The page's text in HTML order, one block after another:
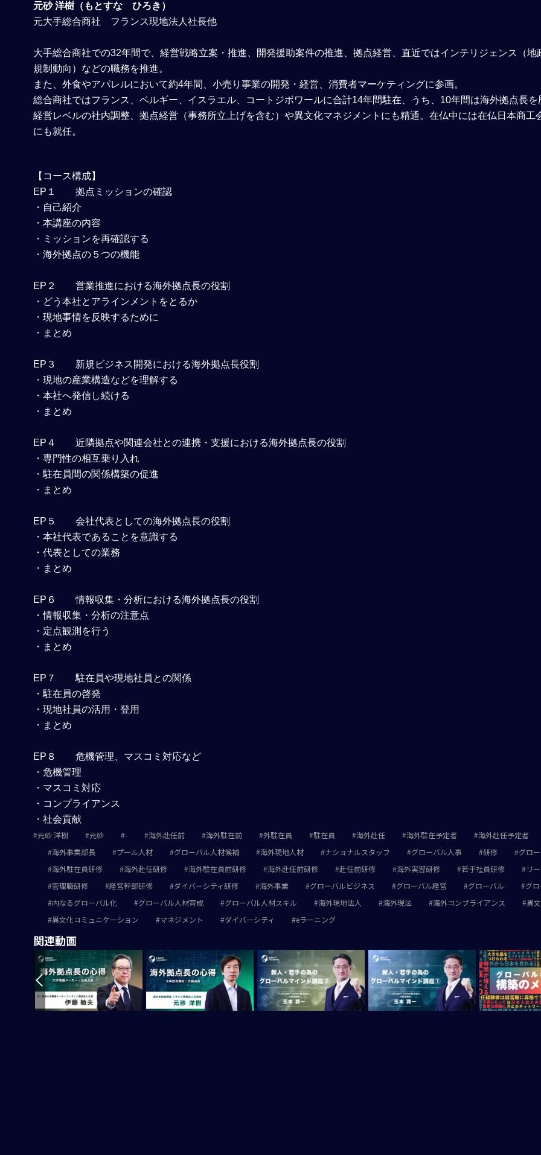
元砂 洋樹（もとすな ひろき）
元大手総合商社 フランス現地法人社長他
大手総合商社での32年間で、経営戦略立案・推進、開発援助案件の推進、拠点経営、直近ではインテリジェンス（地
規制動向）などの職務を推進。
また、外食やアパレルにおいて約4年間、小売り事業の開発・経営、消費者マーケティングに参画。
総合商社ではフランス、ベルギー、イスラエル、コートジボワールに合計14年間駐在、うち、10年間は海外拠点長を
経営レベルの社内調整、拠点経営（事務所立上げを含む）や異文化マネジメントにも精通。在仏中には在仏日本商工
にも就任。
【コース構成】
EP１ 拠点ミッションの確認
・自己紹介
・本講座の内容
・ミッションを再確認する
・海外拠点の５つの機能
EP２ 営業推進における海外拠点長の役割
・どう本社とアラインメントをとるか
・現地事情を反映するために
・まとめ
EP３ 新規ビジネス開発における海外拠点長役割
・現地の産業構造などを理解する
・本社へ発信し続ける
・まとめ
EP４ 近隣拠点や関連会社との連携・支援における海外拠点長の役割
・専門性の相互乗り入れ
・駐在員間の関係構築の促進
・まとめ
EP５ 会社代表としての海外拠点長の役割
・本社代表であることを意識する
・代表としての業務
・まとめ
EP６ 情報収集・分析における海外拠点長の役割
・情報収集・分析の注意点
・定点観測を行う
・まとめ
EP７ 駐在員や現地社員との関係
・駐在員の啓発
・現地社員の活用・登用
・まとめ
EP８ 危機管理、マスコミ対応など
・危機管理
・マスコミ対応
・コンプライアンス
・社会貢献
元砂 洋樹
元砂 - 海外赴任前 海外駐在前 外駐在員 駐在員 海外赴任 海外駐在予定者 海外赴任予定者
海外事業部長
プール人材 グローバル人材候補 海外現地人材 ナショナルスタッフ グローバル人事 研修
グロ
海外駐在員研修
海外赴任研修 海外駐在員前研修 海外赴任前研修 赴任前研修 海外実習研修 若手社員研修
リ
管理職研修
経営幹部研修 ダイバーシティ研修 海外事業 グローバルビジネス グローバル経営 グローバル
グ
内なるグローバル化
グローバル人材育成 グローバル人材スキル 海外現地法人 海外現法 海外コンプライアンス
異
異文化コミュニケーション
マネジメント ダイバーシティ eラーニング
関連動画